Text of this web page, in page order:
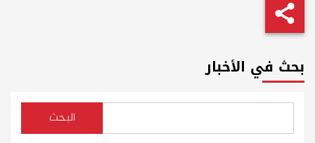
بحث في الأخبار
البحث